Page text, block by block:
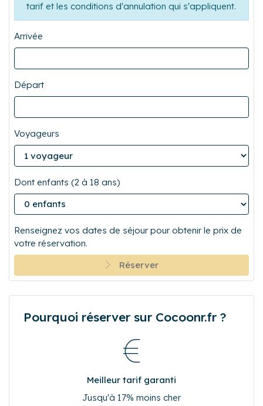
tarif et les conditions d'annulation qui s'appliquent.
Arrivée
Départ
Voyageurs
Dont enfants (2 à 18 ans)
Renseignez vos dates de séjour pour obtenir le prix de
votre réservation.
Réserver
Pourquoi réserver sur Cocoonr.fr ?
Meilleur tarif garanti
Jusqu'à 17% moins cher